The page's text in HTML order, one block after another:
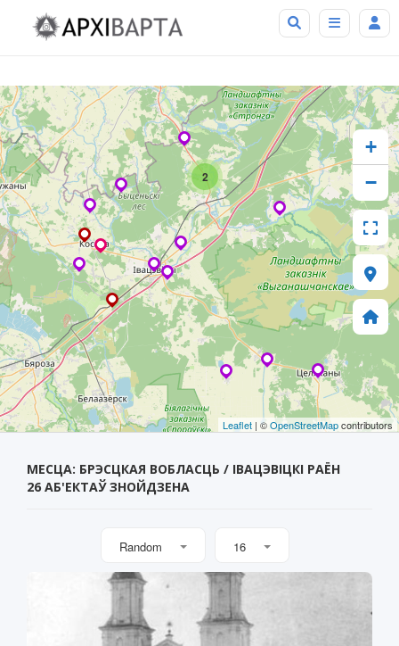
2
+
−
Leaflet | ©OpenStreetMapcontributors
МЕСЦА: БРЭСЦКАЯ ВОБЛАСЦЬ / ІВАЦЭВІЦКІ РАЁН
26 АБ'ЕКТАЎ ЗНОЙДЗЕНА
Random 16